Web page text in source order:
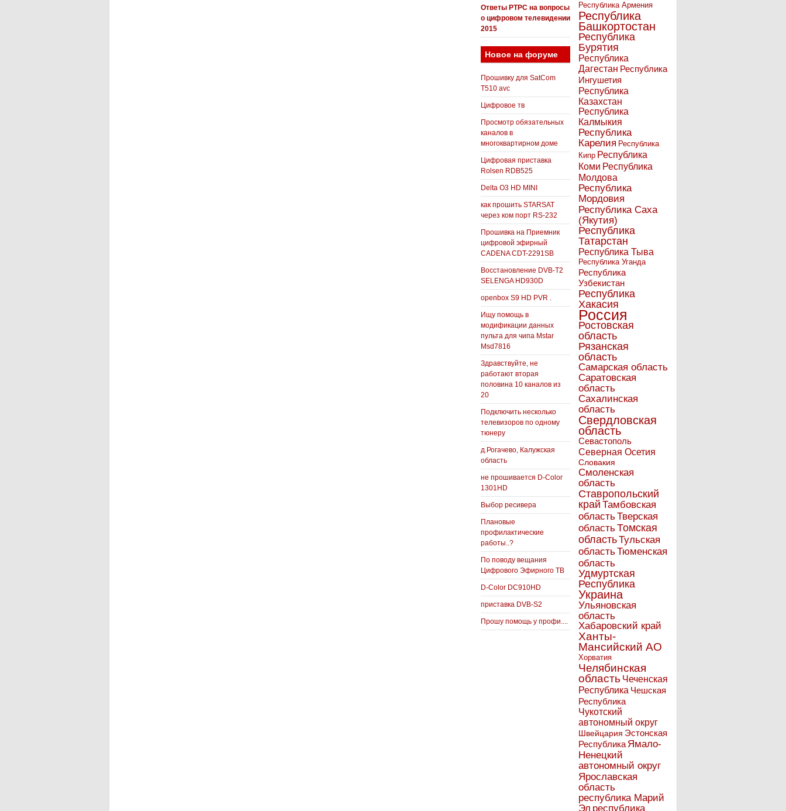
Ответы РТРС на вопросы
о цифровом телевидении
2015
Новое на форуме
Прошивку для SatCom
T510 avc
Цифровое тв
Просмотр обязательных
каналов в
многоквартирном доме
Цифровая приставка
Rolsen RDB525
Delta O3 HD MINI
как прошить STARSAT
через ком порт RS-232
Прошивка на Приемник
цифровой эфирный
CADENA CDT-2291SB
Восстановление DVB-T2
SELENGA HD930D
openbox S9 HD PVR .
Ищу помощь в
модификации данных
пульта для чипа Mstar
Msd7816
Здравствуйте, не
работают вторая
половина 10 каналов из
20
Подключить несколько
телевизоров по одному
тюнеру
д.Рогачево, Калужская
область
не прошивается D-Color
1301HD
Выбор ресивера
Плановые
профилактические
работы..?
По поводу вещания
Цифрового Эфирного ТВ
D-Color DC910HD
приставка DVB-S2
Прошу помощь у профи....
Республика Армения
Республика
Башкортостан
Республика
Бурятия
Республика
Дагестан Республика
Ингушетия
Республика
Казахстан
Республика
Калмыкия
Республика
Карелия Республика
Кипр Республика
Коми Республика
Молдова
Республика
Мордовия
Республика Саха
(Якутия)
Республика
Татарстан
Республика Тыва
Республика Уганда
Республика
Узбекистан
Республика
Хакасия
Россия
Ростовская
область
Рязанская
область
Самарская область
Саратовская
область
Сахалинская
область
Свердловская
область
Севастополь
Северная Осетия
Словакия
Смоленская
область
Ставропольский
край Тамбовская
областьТверская
областьТомская
областьТульская
областьТюменская
область
Удмуртская
Республика
Украина
Ульяновская
область
Хабаровский край
Ханты-
Мансийский АО
Хорватия
Челябинская
область Чеченская
Республика Чешская
Республика
Чукотский
автономный округ
Швейцария Эстонская
Республика Ямало-
Ненецкий
автономный округ
Ярославская
область
республика Марий
Эл республика